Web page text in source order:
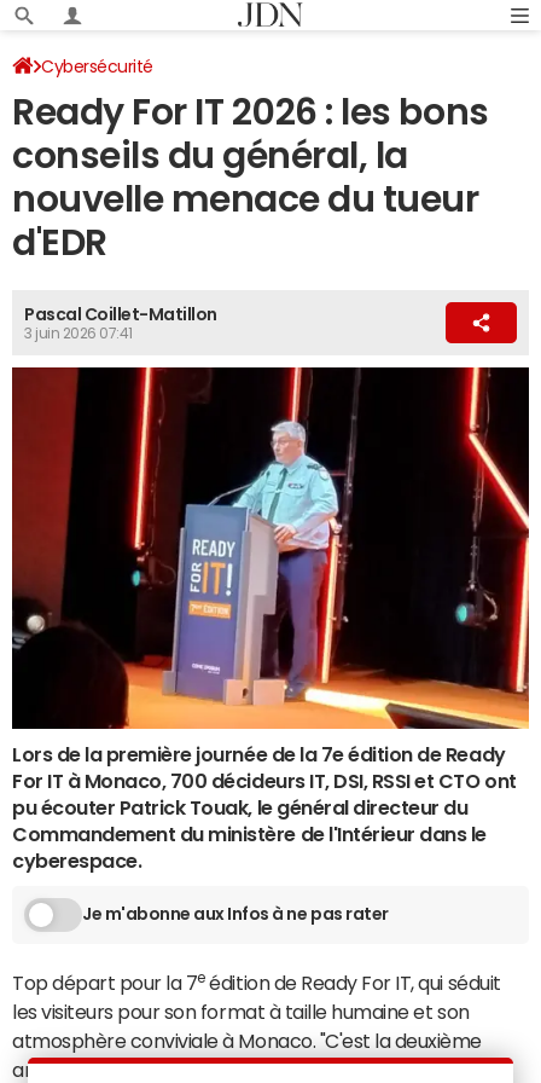
Cybersécurité
Ready For IT 2026 : les bons
conseils du général, la
nouvelle menace du tueur
d'EDR
Pascal Coillet-Matillon
3 juin 2026 07:41
Lors de la première journée de la 7e édition de Ready
For IT à Monaco, 700 décideurs IT, DSI, RSSI et CTO ont
pu écouter Patrick Touak, le général directeur du
Commandement du ministère de l'Intérieur dans le
cyberespace.
Je m'abonne aux Infos à ne pas rater
Top départ pour la 7eédition de Ready For IT, qui séduit
les visiteurs pour son format à taille humaine et son
atmosphère conviviale à Monaco. "C'est la deuxième
année que je viens et je suis conquis. Il y a de vrais